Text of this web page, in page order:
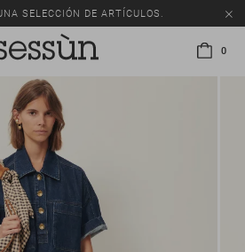
SELECCIÓN DE ARTÍCULOS.
0